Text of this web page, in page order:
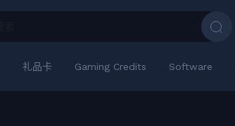
礼品卡 Gaming Credits Software